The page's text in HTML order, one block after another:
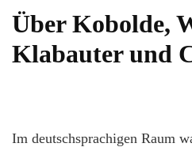
Über Kobolde,
Klabauter und
Im deutschsprachigen Raum